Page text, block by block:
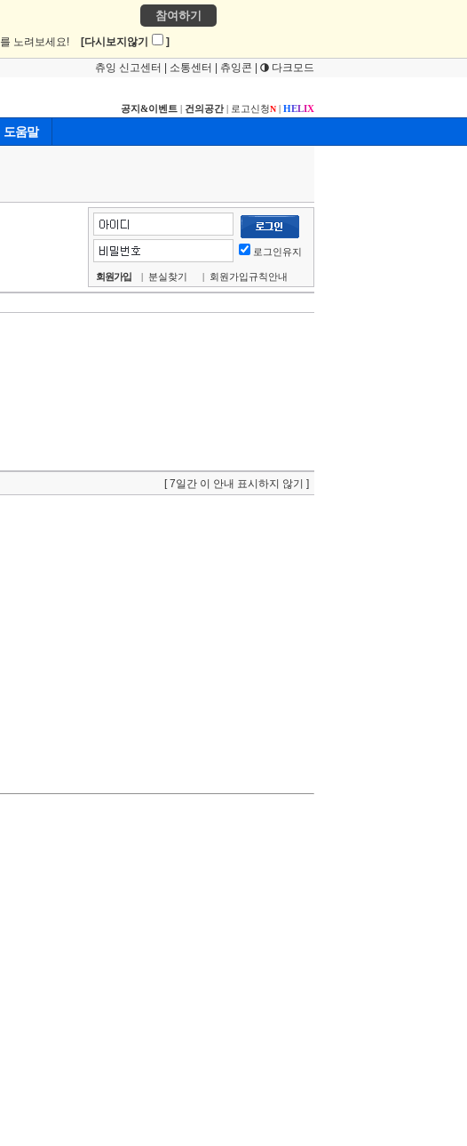
참여하기
를 노려보세요! [다시보지않기 ]
츄잉 신고센터 소통센터 츄잉콘 다크모드
공지&이벤트 | 건의공간| 로고신청N | HELIX
도움말
로그인유지
회원가입 | 분실찾기 | 회원가입규칙안내
[ 7일간 이 안내 표시하지 않기 ]